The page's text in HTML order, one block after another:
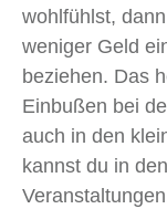
wohlfühlst,
weniger Geld
beziehen. Das
Einbußen bei
auch in den
kannst du in